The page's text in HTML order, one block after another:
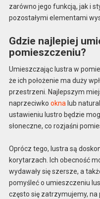
zarówno jego funkcją, jak i
pozostałymi elementami
Gdzie najlepiej
pomieszczeniu?
Umieszczając lustra w
że ich położenie ma duży
przestrzeni. Najlepszym
naprzeciwko okna lub
ustawieniu lustro będzie
słoneczne, co rozjaśni
Oprócz tego, lustra są
korytarzach. Ich obecność
wydawały się szersze, a
pomyśleć o umieszczeniu
często się zatrzymujemy, na